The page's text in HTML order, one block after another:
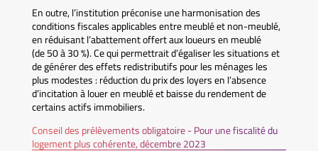
En outre, l’institution préconise une harmonisation des
conditions fiscales applicables entre meublé et non-meublé,
en réduisant l’abattement offert aux loueurs en meublé
(de 50 à 30 %). Ce qui permettrait d’égaliser les situations et
de générer des effets redistributifs pour les ménages les
plus modestes : réduction du prix des loyers en l’absence
d’incitation à louer en meublé et baisse du rendement de
certains actifs immobiliers.
Conseil des prélèvements obligatoire - Pour une fiscalité du
logement plus cohérente, décembre 2023